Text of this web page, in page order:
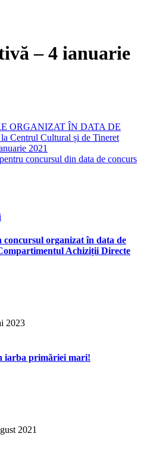
– 4 ianuarie
ORGANIZAT ÎN DATA DE
Centrul Cultural și de Tineret
2021
concursul din data de concurs
organizat în data de
Achiziții Directe
2023
iarba primăriei mari!
2021